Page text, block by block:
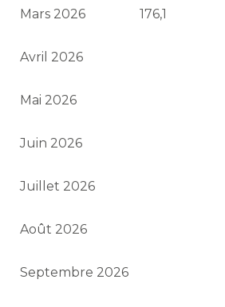
Mars 2026 176,1
Avril 2026
Mai 2026
Juin 2026
Juillet 2026
Août 2026
Septembre 2026